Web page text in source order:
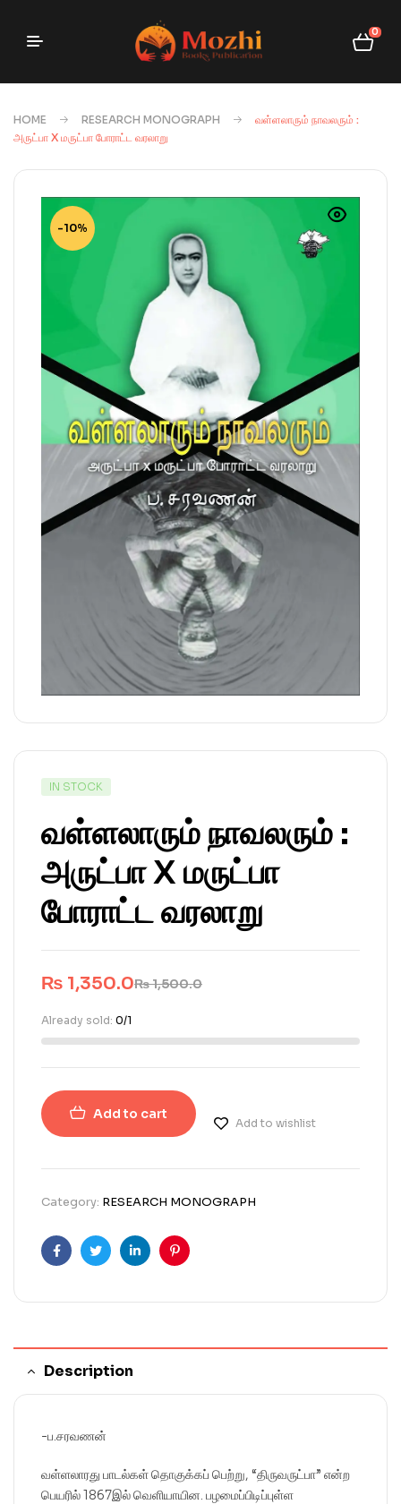
0
HOME RESEARCH MONOGRAPH
வள்ளலாரும் நாவலரும் :
அருட்பா X மருட்பா போராட்ட வரலாறு
-10%
IN STOCK
வள்ளலாரும் நாவலரும் :
அருட்பா X மருட்பா
போராட்ட வரலாறு
₨1,500.0
₨ 1,350.0
Already sold: 0/1
Add to cart
Add to wishlist
Category: RESEARCH MONOGRAPH
FacebookTwitterLinkedinPinterest
Description
-ப.சரவணன்
வள்ளலாரது பாடல்கள் தொகுக்கப் பெற்று, “திருவருட்பா” என்ற
பெயரில் 1867இல் வெளியாயின. பழமைப்பிடிப்புள்ள